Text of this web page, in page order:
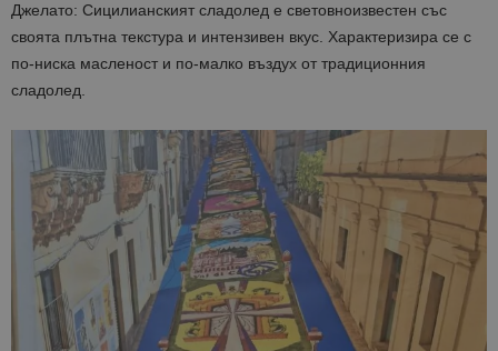
Джелато: Сицилианският сладолед е световноизвестен със
своята плътна текстура и интензивен вкус. Характеризира се с
по-ниска масленост и по-малко въздух от традиционния
сладолед.